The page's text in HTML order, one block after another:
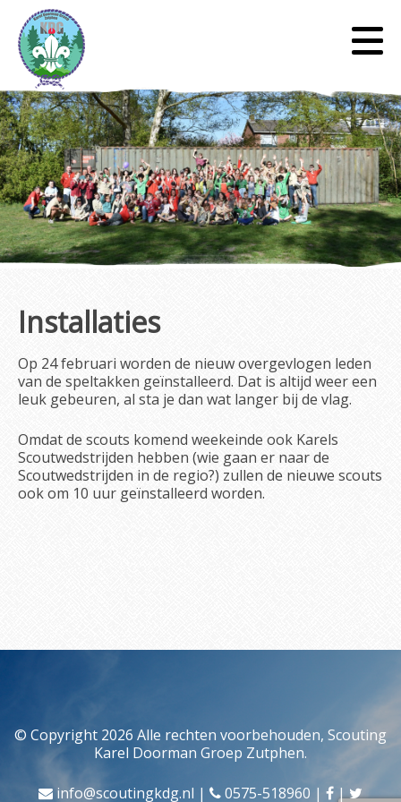
Installaties
Op 24 februari worden de nieuw overgevlogen leden
van de speltakken geïnstalleerd. Dat is altijd weer een
leuk gebeuren, al sta je dan wat langer bij de vlag.
Omdat de scouts komend weekeinde ook Karels
Scoutwedstrijden hebben (wie gaan er naar de
Scoutwedstrijden in de regio?) zullen de nieuwe scouts
ook om 10 uur geïnstalleerd worden.
© Copyright 2026 Alle rechten voorbehouden, Scouting
Karel Doorman Groep Zutphen.
info@scoutingkdg.nl | 0575-518960 | |